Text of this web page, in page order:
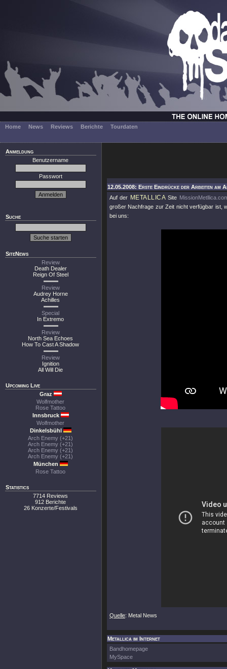
Home News Reviews Berichte Tourdaten
Anmeldung
Benutzername
Passwort
Suche
SiteNews
Review
Death Dealer
Reign Of Steel
Review
Audrey Horne
Achilles
Special
In Extremo
Review
North Sea Echoes
How To Cast A Shadow
Review
Ignition
All Will Die
Upcoming Live
Graz
Wolfmother
Rose Tattoo
Innsbruck
Wolfmother
Dinkelsbühl
Arch Enemy (+21)
Arch Enemy (+21)
Arch Enemy (+21)
Arch Enemy (+21)
München
Rose Tattoo
Statistics
7714 Reviews
912 Berichte
26 Konzerte/Festivals
12.05.2008: Erste Eindrücke der Arbeiten am
Auf der METALLICA Site
großer Nachfrage zur Zeit nicht verfügbar ist,
bei uns:
Quelle: Metal News
Metallica im Internet
Bandhomepage
MySpace